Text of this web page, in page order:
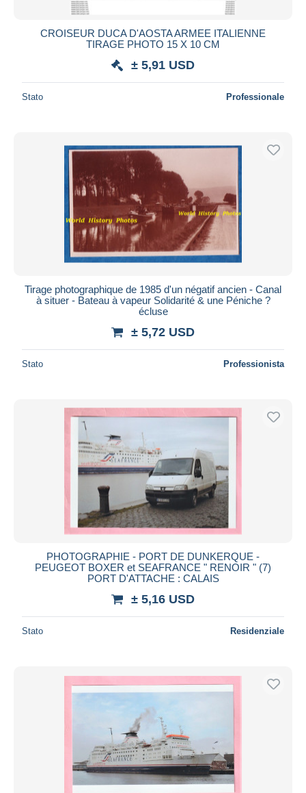
CROISEUR DUCA D'AOSTA ARMEE ITALIENNE
TIRAGE PHOTO 15 X 10 CM
± 5,91 USD
Stato Professionale
Tirage photographique de 1985 d'un négatif ancien - Canal
à situer - Bateau à vapeur Solidarité & une Péniche ?
écluse
± 5,72 USD
Stato Professionista
PHOTOGRAPHIE - PORT DE DUNKERQUE -
PEUGEOT BOXER et SEAFRANCE " RENOIR " (7)
PORT D'ATTACHE : CALAIS
± 5,16 USD
Stato Residenziale